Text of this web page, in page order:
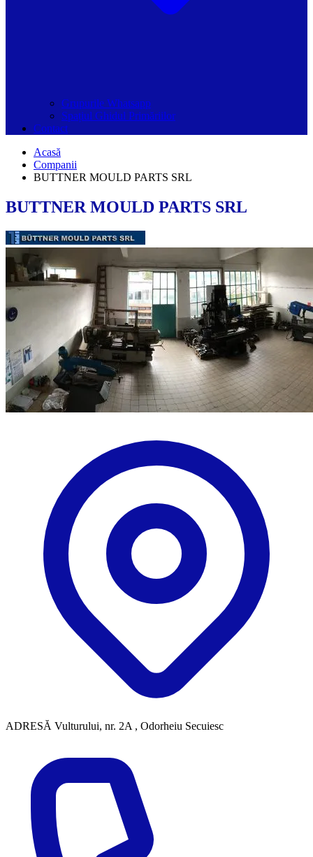
Grupurile Whatsapp
Spațiul Ghidul Primăriilor
Contact
Acasă
Companii
BUTTNER MOULD PARTS SRL
BUTTNER MOULD PARTS SRL
ADRESĂ Vulturului, nr. 2A , Odorheiu Secuiesc